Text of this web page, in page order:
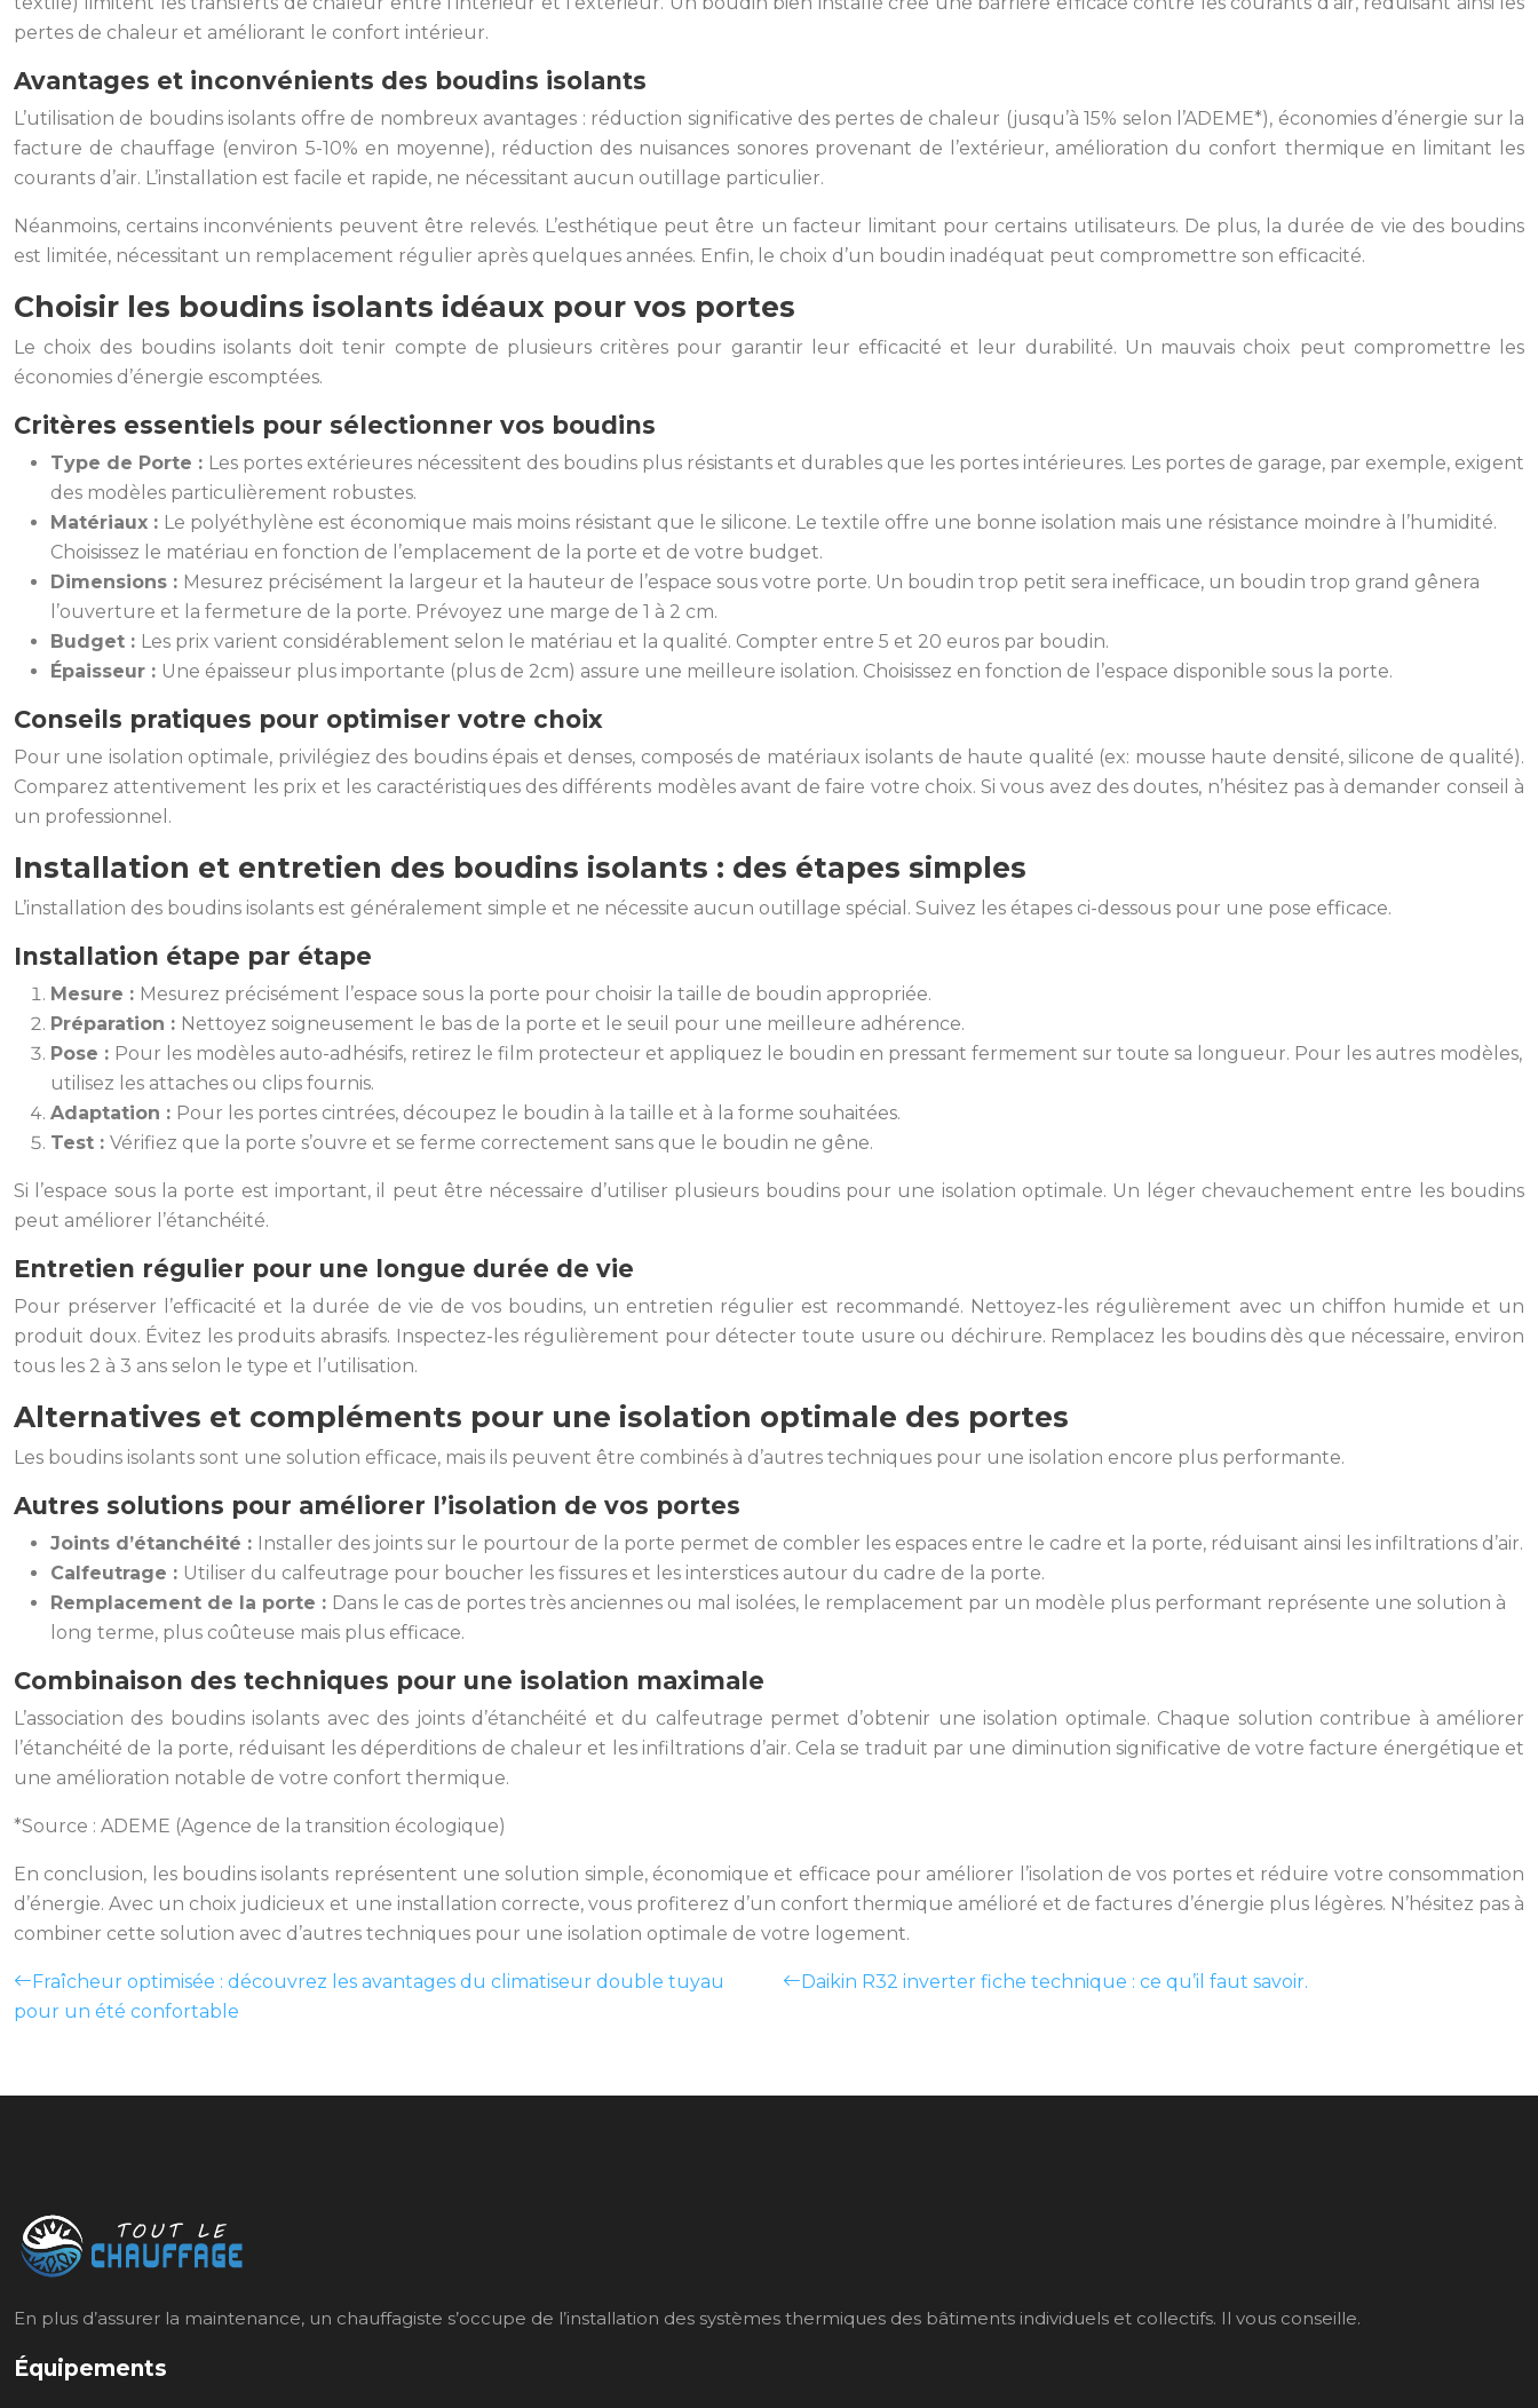
pertes de chaleur et améliorant le confort intérieur.
Avantages et inconvénients des boudins isolants
L’utilisation de boudins isolants offre de nombreux avantages : réduction significative des pertes de chaleur (jusqu’à 15% selon l’ADEME*), économies d’énergie sur la
facture de chauffage (environ 5-10% en moyenne), réduction des nuisances sonores provenant de l’extérieur, amélioration du confort thermique en limitant les
courants d’air. L’installation est facile et rapide, ne nécessitant aucun outillage particulier.
Néanmoins, certains inconvénients peuvent être relevés. L’esthétique peut être un facteur limitant pour certains utilisateurs. De plus, la durée de vie des boudins
est limitée, nécessitant un remplacement régulier après quelques années. Enfin, le choix d’un boudin inadéquat peut compromettre son efficacité.
Choisir les boudins isolants idéaux pour vos portes
Le choix des boudins isolants doit tenir compte de plusieurs critères pour garantir leur efficacité et leur durabilité. Un mauvais choix peut compromettre les
économies d’énergie escomptées.
Critères essentiels pour sélectionner vos boudins
Type de Porte : Les portes extérieures nécessitent des boudins plus résistants et durables que les portes intérieures. Les portes de garage, par exemple, exigent
des modèles particulièrement robustes.
Matériaux : Le polyéthylène est économique mais moins résistant que le silicone. Le textile offre une bonne isolation mais une résistance moindre à l’humidité.
Choisissez le matériau en fonction de l’emplacement de la porte et de votre budget.
Dimensions : Mesurez précisément la largeur et la hauteur de l’espace sous votre porte. Un boudin trop petit sera inefficace, un boudin trop grand gênera
l’ouverture et la fermeture de la porte. Prévoyez une marge de 1 à 2 cm.
Budget : Les prix varient considérablement selon le matériau et la qualité. Compter entre 5 et 20 euros par boudin.
Épaisseur : Une épaisseur plus importante (plus de 2cm) assure une meilleure isolation. Choisissez en fonction de l’espace disponible sous la porte.
Conseils pratiques pour optimiser votre choix
Pour une isolation optimale, privilégiez des boudins épais et denses, composés de matériaux isolants de haute qualité (ex: mousse haute densité, silicone de qualité).
Comparez attentivement les prix et les caractéristiques des différents modèles avant de faire votre choix. Si vous avez des doutes, n’hésitez pas à demander conseil à
un professionnel.
Installation et entretien des boudins isolants : des étapes simples
L’installation des boudins isolants est généralement simple et ne nécessite aucun outillage spécial. Suivez les étapes ci-dessous pour une pose efficace.
Installation étape par étape
Mesure : Mesurez précisément l’espace sous la porte pour choisir la taille de boudin appropriée.
Préparation : Nettoyez soigneusement le bas de la porte et le seuil pour une meilleure adhérence.
Pose : Pour les modèles auto-adhésifs, retirez le film protecteur et appliquez le boudin en pressant fermement sur toute sa longueur. Pour les autres modèles,
utilisez les attaches ou clips fournis.
Adaptation : Pour les portes cintrées, découpez le boudin à la taille et à la forme souhaitées.
Test : Vérifiez que la porte s’ouvre et se ferme correctement sans que le boudin ne gêne.
Si l’espace sous la porte est important, il peut être nécessaire d’utiliser plusieurs boudins pour une isolation optimale. Un léger chevauchement entre les boudins
peut améliorer l’étanchéité.
Entretien régulier pour une longue durée de vie
Pour préserver l’efficacité et la durée de vie de vos boudins, un entretien régulier est recommandé. Nettoyez-les régulièrement avec un chiffon humide et un
produit doux. Évitez les produits abrasifs. Inspectez-les régulièrement pour détecter toute usure ou déchirure. Remplacez les boudins dès que nécessaire, environ
tous les 2 à 3 ans selon le type et l’utilisation.
Alternatives et compléments pour une isolation optimale des portes
Les boudins isolants sont une solution efficace, mais ils peuvent être combinés à d’autres techniques pour une isolation encore plus performante.
Autres solutions pour améliorer l’isolation de vos portes
Joints d’étanchéité : Installer des joints sur le pourtour de la porte permet de combler les espaces entre le cadre et la porte, réduisant ainsi les infiltrations d’air.
Calfeutrage : Utiliser du calfeutrage pour boucher les fissures et les interstices autour du cadre de la porte.
Remplacement de la porte : Dans le cas de portes très anciennes ou mal isolées, le remplacement par un modèle plus performant représente une solution à
long terme, plus coûteuse mais plus efficace.
Combinaison des techniques pour une isolation maximale
L’association des boudins isolants avec des joints d’étanchéité et du calfeutrage permet d’obtenir une isolation optimale. Chaque solution contribue à améliorer
l’étanchéité de la porte, réduisant les déperditions de chaleur et les infiltrations d’air. Cela se traduit par une diminution significative de votre facture énergétique et
une amélioration notable de votre confort thermique.
*Source : ADEME (Agence de la transition écologique)
En conclusion, les boudins isolants représentent une solution simple, économique et efficace pour améliorer l’isolation de vos portes et réduire votre consommation
d’énergie. Avec un choix judicieux et une installation correcte, vous profiterez d’un confort thermique amélioré et de factures d’énergie plus légères. N’hésitez pas à
combiner cette solution avec d’autres techniques pour une isolation optimale de votre logement.
Fraîcheur optimisée : découvrez les avantages du climatiseur double tuyau
pour un été confortable
Daikin R32 inverter fiche technique : ce qu’il faut savoir.
En plus d’assurer la maintenance, un chauffagiste s’occupe de l’installation des systèmes thermiques des bâtiments individuels et collectifs. Il vous conseille.
Équipements